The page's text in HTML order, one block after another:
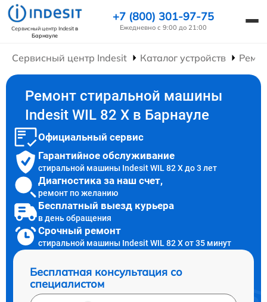
Сервисный центр Indesitв
Барнауле
+7 (800) 301-97-75
Ежедневно с 9:00 до 21:00
Сервисный центр Indesit Каталог устройств
Ремонт стиральной машины
Indesit WIL 82 X в Барнауле
Официальный сервис
Гарантийное обслуживание
стиральной машины Indesit WIL 82 X до 3 лет
Диагностика за наш счет,
ремонт по желанию
Бесплатный выезд курьера
в день обращения
Срочный ремонт
стиральной машины Indesit WIL 82 X от 35 минут
Бесплатная консультация со
специалистом